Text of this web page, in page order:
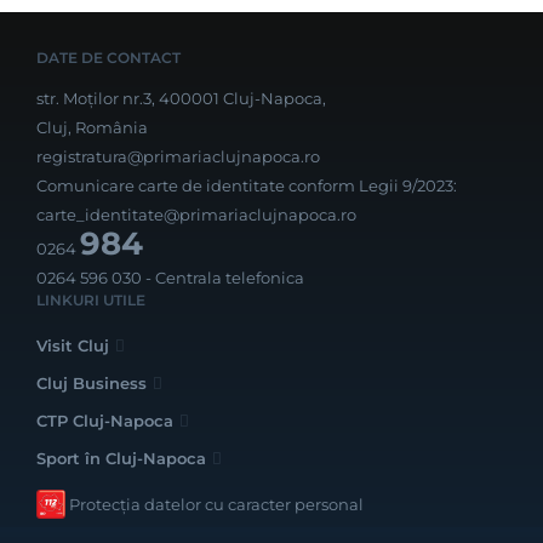
DATE DE CONTACT
str. Moților nr.3, 400001 Cluj-Napoca,
Cluj, România
registratura@primariaclujnapoca.ro
Comunicare carte de identitate conform Legii 9/2023:
carte_identitate@primariaclujnapoca.ro
0264984
0264 596 030 - Centrala telefonica
LINKURI UTILE
Visit Cluj
Cluj Business
CTP Cluj-Napoca
Sport în Cluj-Napoca
Protecția datelor cu caracter personal